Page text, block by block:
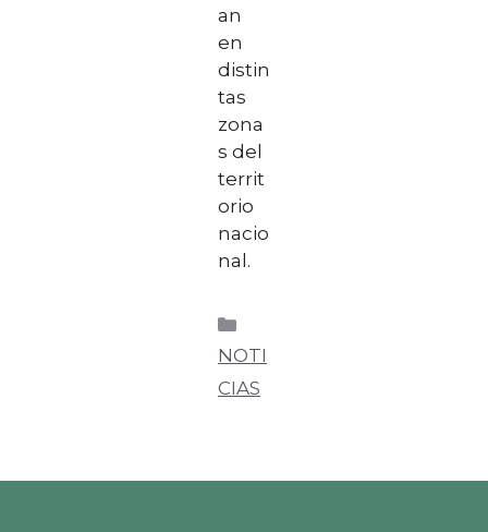
an
en
distin
tas
zona
s del
territ
orio
nacio
nal.
NOTI
CIAS